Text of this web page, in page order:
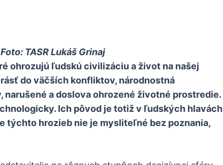
Foto: TASR Lukáš Grinaj
ohrozujú ľudskú civilizáciu a život na našej
do väčších konfliktov, národnostná
a doslova ohrozené životné prostredie.
Ich pôvod je totiž v ľudských hlavách
týchto hrozieb nie je mysliteľné bez poznania,